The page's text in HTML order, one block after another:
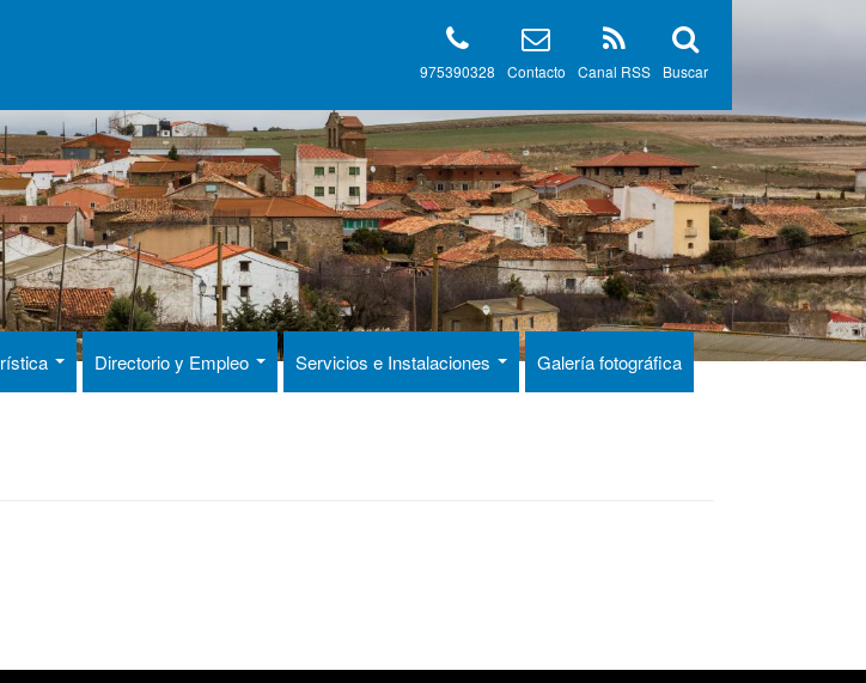
Buscar
Canal RSS
Contacto
975390328
Directorio y Empleo Servicios e Instalaciones Galería fotográfica